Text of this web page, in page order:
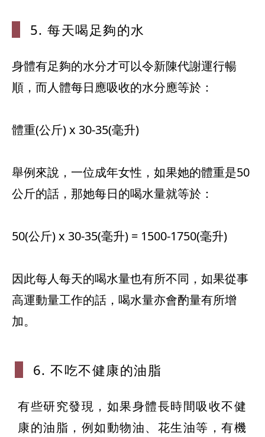
5. 每天喝足夠的水
身體有足夠的水分才可以令新陳代謝運行暢
順，而人體每日應吸收的水分應等於：
體重(公斤) x 30-35(毫升)
舉例來說，一位成年女性，如果她的體重是50
公斤的話，那她每日的喝水量就等於：
50(公斤) x 30-35(毫升) = 1500-1750(毫升)
因此每人每天的喝水量也有所不同，如果從事
高運動量工作的話，喝水量亦會酌量有所增
6. 不吃不健康的油脂
有些研究發現，如果身體長時間吸收不健
康的油脂，例如動物油、花生油等，有機